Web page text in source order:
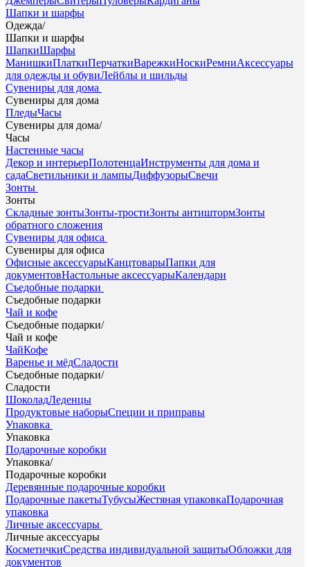
Шапки и шарфы
Одежда/
Шапки и шарфы
ШапкиШарфы
МанишкиПлаткиПерчаткиВарежкиНоскиРемниАксессуары
для одежды и обувиЛейблы и шильды
Сувениры для дома
Сувениры для дома
ПледыЧасы
Сувениры для дома/
Часы
Настенные часы
Декор и интерьерПолотенцаИнструменты для дома и
садаСветильники и лампыДиффузорыСвечи
Зонты
Зонты
Складные зонтыЗонты-тростиЗонты антиштормЗонты
обратного сложения
Сувениры для офиса
Сувениры для офиса
Офисные аксессуарыКанцтоварыПапки для
документовНастольные аксессуарыКалендари
Съедобные подарки
Съедобные подарки
Чай и кофе
Съедобные подарки/
Чай и кофе
ЧайКофе
Варенье и мёдСладости
Съедобные подарки/
Сладости
ШоколадЛеденцы
Продуктовые наборыСпеции и приправы
Упаковка
Упаковка
Подарочные коробки
Упаковка/
Подарочные коробки
Деревянные подарочные коробки
Подарочные пакетыТубусыЖестяная упаковкаПодарочная
упаковка
Личные аксессуары
Личные аксессуары
КосметичкиСредства индивидуальной защитыОбложки для
документов